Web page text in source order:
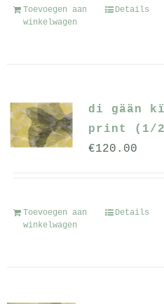
Toevoegen aan
winkelwagen
Details
di gään
print (1/
€120.00
Toevoegen aan
winkelwagen
Details